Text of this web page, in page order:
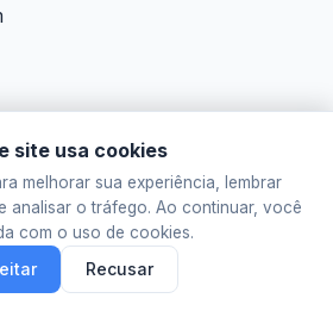
são meramente informativas.
Todos os direitos reservados.
site usa cookies
melhorar sua experiência, lembrar
analisar o tráfego. Ao continuar, você
com o uso de cookies.
Recusar